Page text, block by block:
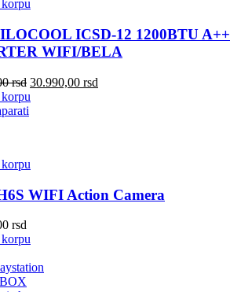
ICSD-12 1200BTU A++
WIFI/BELA
rsd 30.990,00 rsd
WIFI Action Camera
rsd